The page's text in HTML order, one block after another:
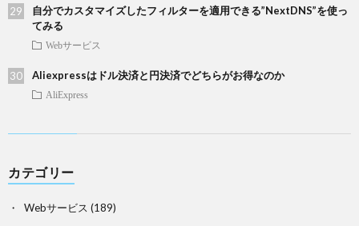
自分でカスタマイズしたフィルターを適用できる”NextDNS”を使っ
てみる
Webサービス
Aliexpressはドル決済と円決済でどちらがお得なのか
AliExpress
カテゴリー
Webサービス (189)